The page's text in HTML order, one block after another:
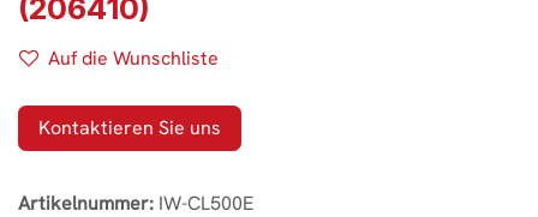
(206410)
Auf die Wunschliste
Kontaktieren Sie uns
Artikelnummer: IW-CL500E